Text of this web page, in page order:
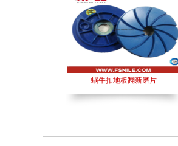
蜗牛扣地板翻新磨片